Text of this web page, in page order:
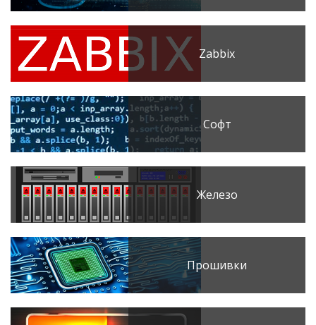
Zabbix
Софт
Железо
Прошивки